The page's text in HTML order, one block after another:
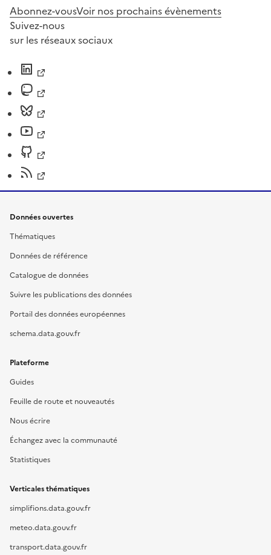
Abonnez-vousVoir nos prochains évènements
Suivez-nous
sur les réseaux sociaux
Données ouvertes
Thématiques
Données de référence
Catalogue de données
Suivre les publications des données
Portail des données européennes
schema.data.gouv.fr
Plateforme
Guides
Feuille de route et nouveautés
Nous écrire
Échangez avec la communauté
Statistiques
Verticales thématiques
simplifions.data.gouv.fr
meteo.data.gouv.fr
transport.data.gouv.fr